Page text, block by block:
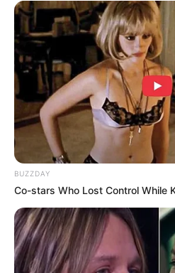
Daftar isi
Biodata & Profil
BUZZDAY
Co-stars Who Lost Control While